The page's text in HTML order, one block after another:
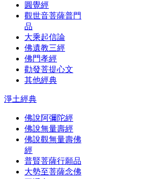
圓覺經
觀世音菩薩普門
品
大乘起信論
佛遺教三經
佛門孝經
勸發菩提心文
其他經典
淨土經典
佛說阿彌陀經
佛說無量壽經
佛說觀無量壽佛
經
普賢菩薩行願品
大勢至菩薩念佛